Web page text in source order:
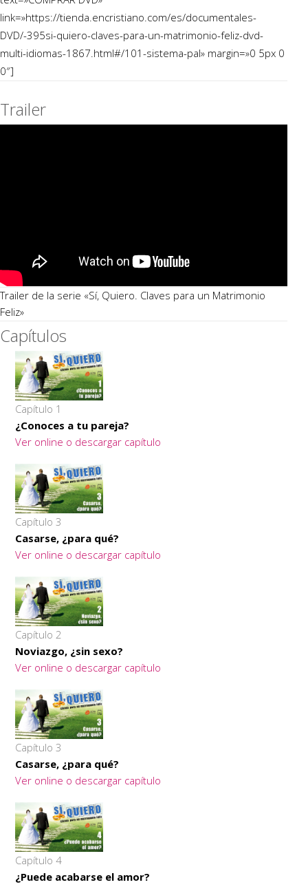
link=»https://tienda.encristiano.com/es/documentales-
DVD/-395si-quiero-claves-para-un-matrimonio-feliz-dvd-
multi-idiomas-1867.html#/101-sistema-pal» margin=»0 5px 0
0″]
Trailer
Trailer de la serie «Sí, Quiero. Claves para un Matrimonio
Feliz»
Capítulos
Capítulo 1
¿Conoces a tu pareja?
Ver online o descargar capítulo
Capítulo 3
Casarse, ¿para qué?
Ver online o descargar capítulo
Capítulo 2
Noviazgo, ¿sin sexo?
Ver online o descargar capítulo
Capítulo 3
Casarse, ¿para qué?
Ver online o descargar capítulo
Capítulo 4
¿Puede acabarse el amor?